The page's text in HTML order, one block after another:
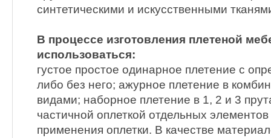
синтетическими и искусственными
В процессе изготовления плетеной
использоваться:
густое простое одинарное плетение с
либо без него; ажурное плетение в
видами; наборное плетение в 1, 2 и 3
частичной оплеткой отдельных
применения оплетки. В качестве